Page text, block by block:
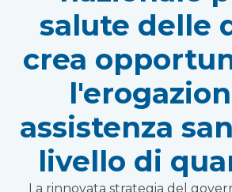
salute delle
crea
assistenza
livello di
La rinnovata strategia del